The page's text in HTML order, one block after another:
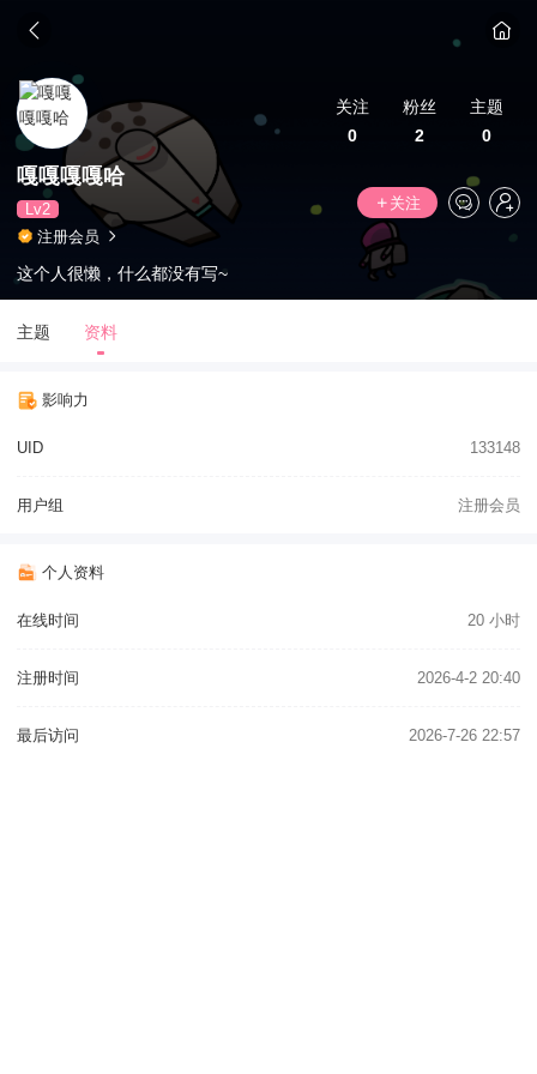
关注
0
粉丝
2
主题
0
嘎嘎嘎嘎哈
Lv2
关注
注册会员
这个人很懒，什么都没有写~
主题 资料
影响力
UID 133148
用户组 注册会员
个人资料
在线时间 20 小时
注册时间 2026-4-2 20:40
最后访问 2026-7-26 22:57